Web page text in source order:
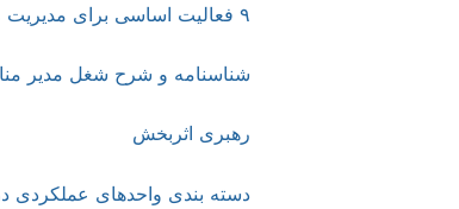
۹ فعالیت اساسی برای مدیریت مؤثر دورکاری
شناسنامه و شرح شغل مدیر منابع
رهبری اثربخش
دسته بندی واحدهای